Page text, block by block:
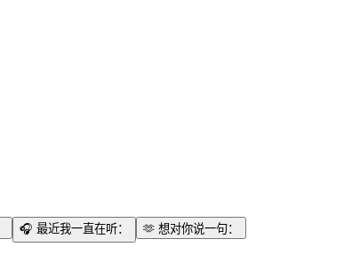
🎧 最近我一直在听： 🫶 想对你说一句：